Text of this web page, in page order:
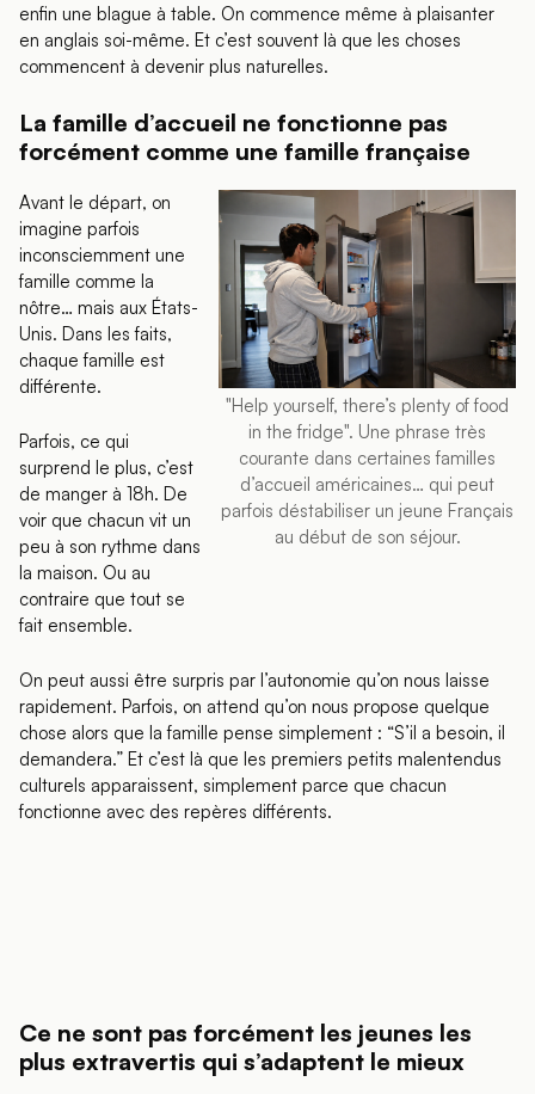
enfin une blague à table. On commence même à plaisanter
en anglais soi-même. Et c’est souvent là que les choses
commencent à devenir plus naturelles.
La famille d’accueil ne fonctionne pas
forcément comme une famille française
"Help yourself, there’s plenty of food
in the fridge". Une phrase très
courante dans certaines familles
d’accueil américaines… qui peut
parfois déstabiliser un jeune Français
au début de son séjour.
Avant le départ, on
imagine parfois
inconsciemment une
famille comme la
nôtre… mais aux États-
Unis. Dans les faits,
chaque famille est
différente.
Parfois, ce qui
surprend le plus, c’est
de manger à 18h. De
voir que chacun vit un
peu à son rythme dans
la maison. Ou au
contraire que tout se
fait ensemble.
On peut aussi être surpris par l’autonomie qu’on nous laisse
rapidement. Parfois, on attend qu’on nous propose quelque
chose alors que la famille pense simplement : “S’il a besoin, il
demandera.” Et c’est là que les premiers petits malentendus
culturels apparaissent, simplement parce que chacun
fonctionne avec des repères différents.
Ce ne sont pas forcément les jeunes les
plus extravertis qui s’adaptent le mieux